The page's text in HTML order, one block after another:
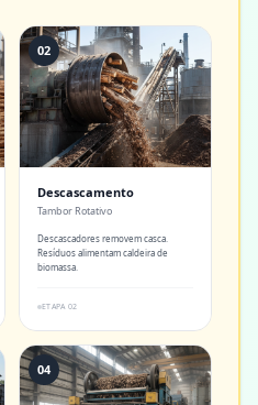
02
Descascamento
Tambor Rotativo
Descascadores removem casca.
Resíduos alimentam caldeira de
biomassa.
ETAPA 02
04